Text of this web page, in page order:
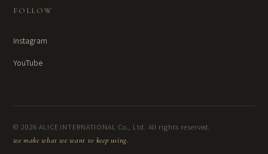
FOLLOW
Instagram
YouTube
© 2026 ALICE INTERNATIONAL Co., Ltd. All rights reserved.
we make what we want to keep using.